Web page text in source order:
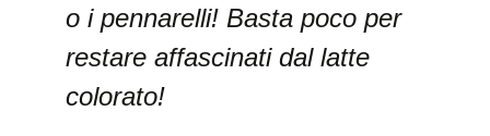
o i pennarelli! Basta poco per
restare affascinati dal latte
colorato!